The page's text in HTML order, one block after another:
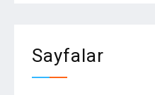
Sayfalar